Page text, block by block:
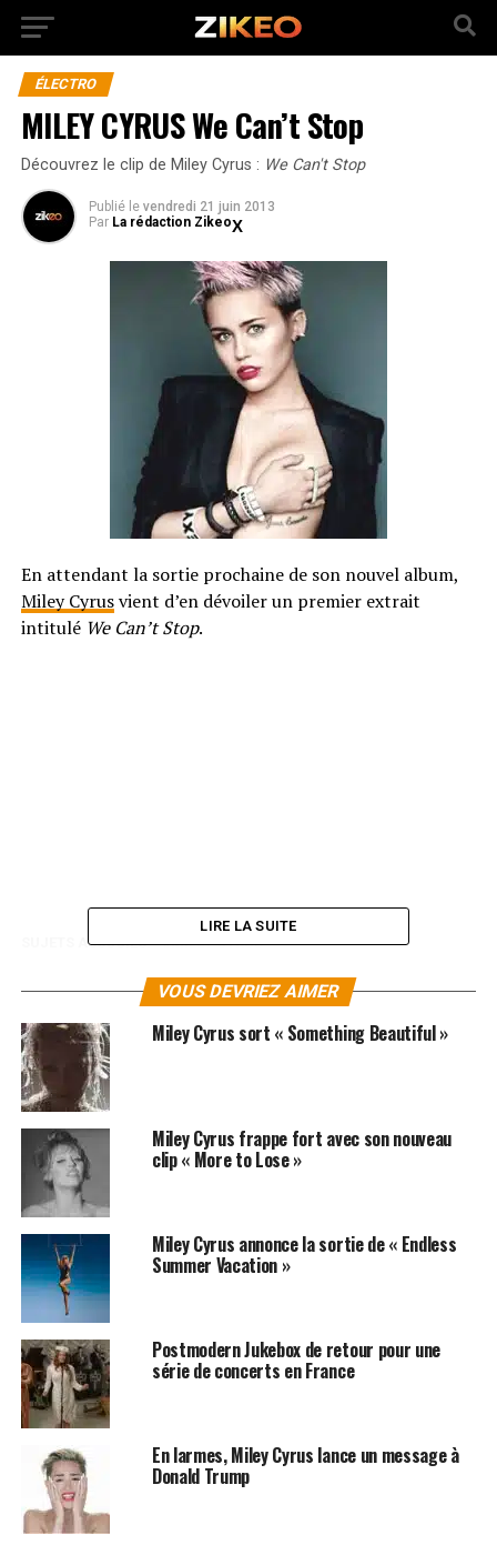
ÉLECTRO
MILEY CYRUS We Can’t Stop
Découvrez le clip de Miley Cyrus : We Can't Stop
Publié le vendredi 21 juin 2013
Par La rédaction Zikeo
En attendant la sortie prochaine de son nouvel album,
Miley Cyrusvient d’en dévoiler un premier extrait
intitulé We Can’t Stop.
SUJETS ASSOCIÉS: MILEY CYRUS
LIRE LA SUITE
VOUS DEVRIEZ AIMER
Miley Cyrus sort « Something Beautiful »
Miley Cyrus frappe fort avec son nouveau
clip « More to Lose »
Miley Cyrus annonce la sortie de « Endless
Summer Vacation »
Postmodern Jukebox de retour pour une
série de concerts en France
En larmes, Miley Cyrus lance un message à
Donald Trump